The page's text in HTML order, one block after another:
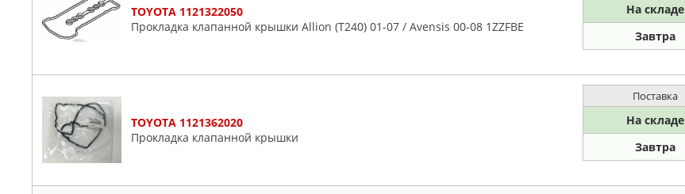
TOYOTA 1121322050
Прокладка клапанной крышки Allion (T240) 01-07 / Avensis 00-08 1ZZFBE
На складе
Завтра
TOYOTA 1121362020
Прокладка клапанной крышки
Поставка
На складе
Завтра